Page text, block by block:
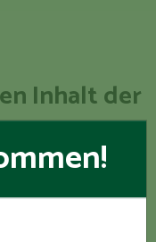
Inhalt der
Bierspezialitäten